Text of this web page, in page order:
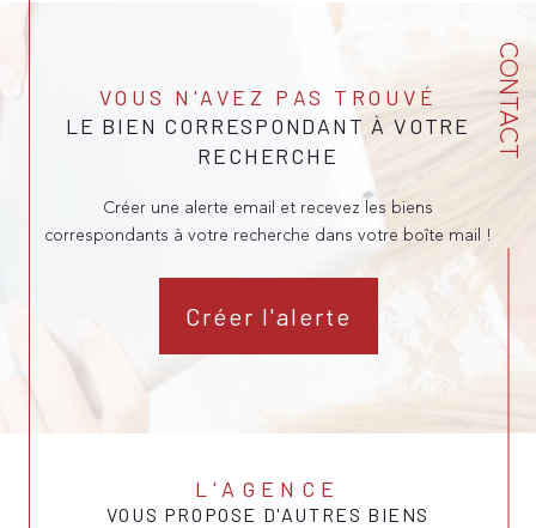
CONTACT
VOUS N'AVEZ PAS TROUVÉ
LE BIEN CORRESPONDANT À VOTRE
RECHERCHE
Créer une alerte email et recevez les biens
correspondants à votre recherche dans votre boîte mail !
Créer l'alerte
L'AGENCE
VOUS PROPOSE D'AUTRES BIENS